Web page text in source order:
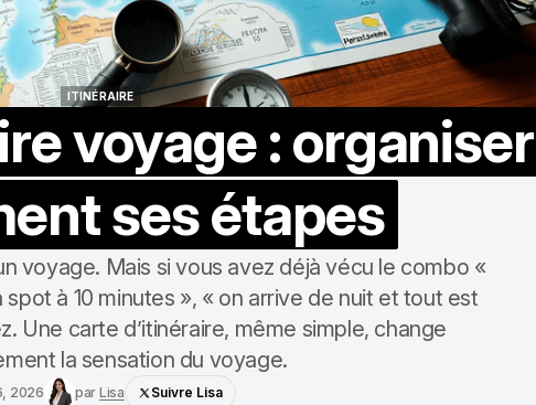
ITINÉRAIRE
voyage : organiser
ses étapes
voyage. Mais si vous avez déjà vécu le combo «
à 10 minutes », « on arrive de nuit et tout est
Une carte d’itinéraire, même simple, change
la sensation du voyage.
2026 par Lisa Suivre Lisa